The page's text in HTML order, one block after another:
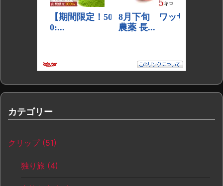
カテゴリー
クリップ (51)
独り旅 (4)